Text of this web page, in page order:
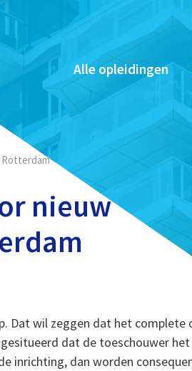
Alle opleidingen
nieuw
Dat wil zeggen dat het complete
dat de toeschouwer
inrichting, dan worden